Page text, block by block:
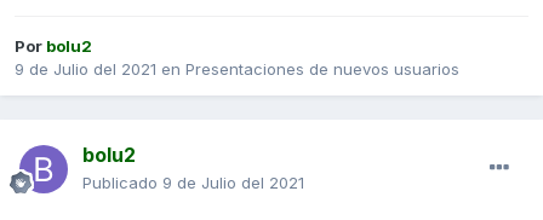
Por bolu2
9 de Julio del 2021 en Presentaciones de nuevos usuarios
bolu2
Publicado 9 de Julio del 2021